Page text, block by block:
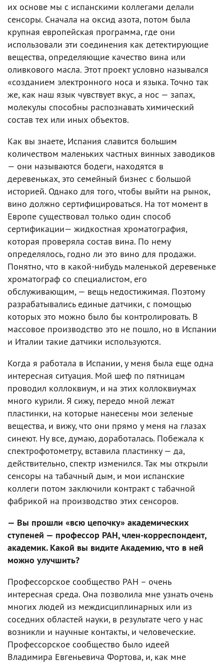
их основе мы с испанскими коллегами делали
сенсоры. Сначала на оксид азота, потом была
крупная европейская программа, где они
использовали эти соединения как детектирующие
вещества, определяющие качество вина или
оливкового масла. Этот проект условно назывался
«созданием электронного носа и языка. Точно так
же, как наш язык чувствует вкус, а нос — запах,
молекулы способны распознавать химический
состав тех или иных объектов.
Как вы знаете, Испания славится большим
количеством маленьких частных винных заводиков
— они называются бодеги, находятся в
деревеньках, это семейный бизнес с большой
историей. Однако для того, чтобы выйти на рынок,
вино должно сертифицироваться. На тот момент в
Европе существовал только один способ
сертификации— жидкостная хроматография,
которая проверяла состав вина. По нему
определялось, годно ли это вино для продажи.
Понятно, что в какой-нибудь маленькой деревеньке
хроматограф со специалистом, его
обслуживающим, — вещь недостижимая. Поэтому
разрабатывались единые датчики, с помощью
которых это можно было бы контролировать. В
массовое производство это не пошло, но в Испании
и Италии такие датчики используются.
Когда я работала в Испании, у меня была еще одна
интересная ситуация. Мой шеф по пятницам
проводил коллоквиум, и на этих коллоквиумах
много курили. Я сижу, передо мной лежат
пластинки, на которые нанесены мои зеленые
вещества, и вижу, что они прямо у меня на глазах
синеют. Ну все, думаю, доработалась. Побежала к
спектрофотометру, вставила пластинку — да,
действительно, спектр изменился. Так мы открыли
сенсоры на табачный дым, и мои испанские
коллеги потом заключили контракт с табачной
фабрикой на производство этих сенсоров.
— Вы прошли «всю цепочку» академических
ступеней — профессор РАН, член-корреспондент,
академик. Какой вы видите Академию, что в ней
можно улучшить?
Профессорское сообщество РАН – очень
интересная среда. Она позволила мне узнать очень
многих людей из междисциплинарных или из
соседних областей науки, в результате чего у нас
возникли и научные контакты, и человеческие.
Профессорское сообщество было идеей
Владимира Евгеньевича Фортова, и, как мне